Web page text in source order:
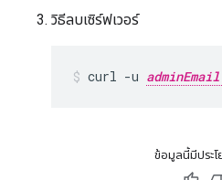
วิธีลบเซิร์ฟเวอร์
curl -u
ข้อมูลนี้มีประโ